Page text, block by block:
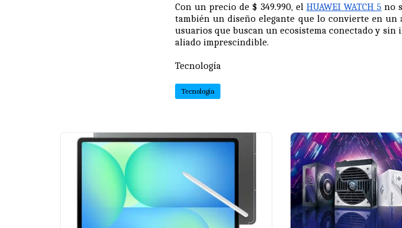
Con un precio de $ 349.990, el HUAWEI WATCH 5 no
también un diseño elegante que lo convierte en
usuarios que buscan un ecosistema conectado y
aliado imprescindible.
Tecnología
Tecnología